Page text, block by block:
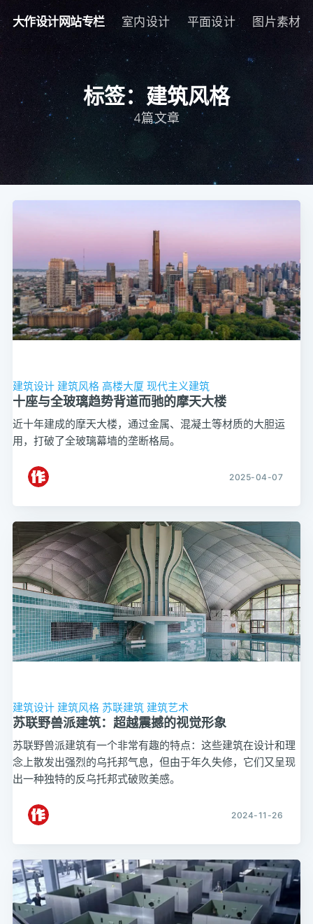
大作设计网站专栏 室内设计 平面设计 图片素材
标签：建筑风格
4篇文章
建筑设计 建筑风格 高楼大厦 现代主义建筑
十座与全玻璃趋势背道而驰的摩天大楼
近十年建成的摩天大楼，通过金属、混凝土等材质的大胆运
用，打破了全玻璃幕墙的垄断格局。
2025-04-07
建筑设计 建筑风格 苏联建筑 建筑艺术
苏联野兽派建筑：超越震撼的视觉形象
苏联野兽派建筑有一个非常有趣的特点：这些建筑在设计和理
念上散发出强烈的乌托邦气息，但由于年久失修，它们又呈现
出一种独特的反乌托邦式破败美感。
2024-11-26